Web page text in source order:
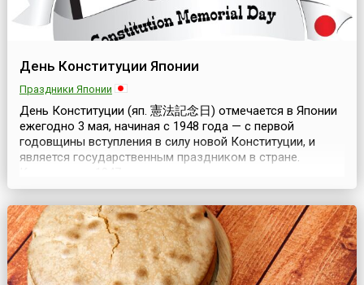
День Конституции Японии
Праздники Японии
День Конституции (яп. 憲法記念日) отмечается в Японии
ежегодно 3 мая, начиная с 1948 года — с первой
годовщины вступления в силу новой Конституции, и
является государственным праздником в стране.
положения прежней Конституции Мэйдзи, но носила
принципиально новый характер, который определялся
сложившейся в стране ситуацией. Потерпев поражение...